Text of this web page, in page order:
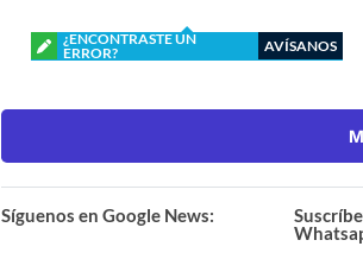
¿ENCONTRASTE UN
ERROR?
AVÍSANOS
Síguenos en Google News: